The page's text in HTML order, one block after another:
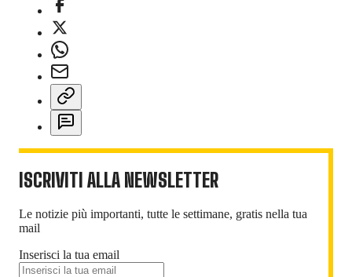
ISCRIVITI ALLA NEWSLETTER
Le notizie più importanti, tutte le settimane, gratis nella tua
mail
Inserisci la tua email